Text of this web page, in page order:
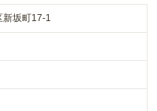
新坂町17-1